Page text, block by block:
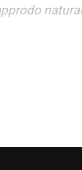
–«C’è